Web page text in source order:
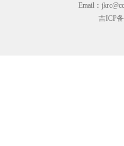
Email：
吉ICP